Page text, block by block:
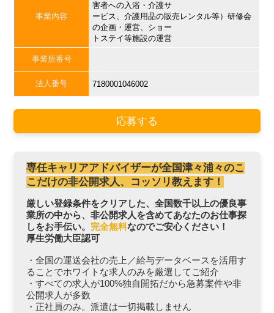
事業内容
害者への入浴・介護サ
ービス、介護用品の販売レンタル等）研修会
の企画・運営、ショー
トステイ等施設の運営
事業所番号
法人番号 7180001046002
応募する
専任キャリアアドバイザーが全国津々浦々のこ
こだけの非公開求人、コッソリ教えます！
厳しい登録条件をクリアした、全国数千以上の優良事
業所の中から、非公開求人を含めてあなたのお仕事探
しをお手伝い。 完全無料なのでご安心ください！
厚生労働大臣認可
・全国の運送会社の売上／給与データベースを活用す
ることでホワイトな求人のみを厳選してご紹介
・すべての求人が100%独自開拓だから急募案件や非
公開求人が多数
・正社員のみ。派遣は一切掲載しません